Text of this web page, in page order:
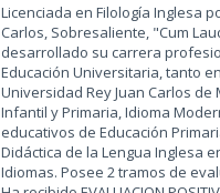
Licenciada en Filología Inglesa
Carlos, Sobresaliente, "Cum
desarrollado su carrera
Educación Universitaria, tanto
Universidad Rey Juan Carlos
Infantil y Primaria, Idioma
educativos de Educación
Didáctica de la Lengua Inglesa
Idiomas. Posee 2 tramos de